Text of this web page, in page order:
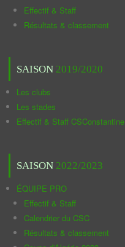
Effectif & Staff
Résultats & classement
SAISON 2019/2020
Les clubs
Les stades
Effectif & Staff CSConstantine
SAISON 2022/2023
ÉQUIPE PRO
Effectif & Staff
Calendrier du CSC
Résultats & classement